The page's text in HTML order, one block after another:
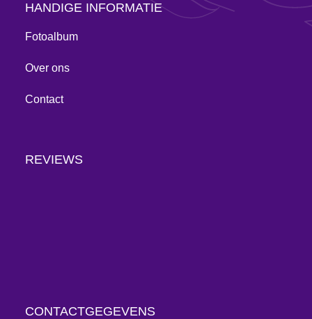
HANDIGE INFORMATIE
Fotoalbum
Over ons
Contact
REVIEWS
CONTACTGEGEVENS